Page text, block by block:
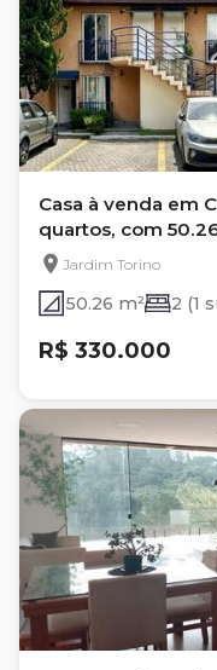
Casa à venda em
quartos, com
Jardim Torino
50.26 m² 2 (1
R$ 330.000